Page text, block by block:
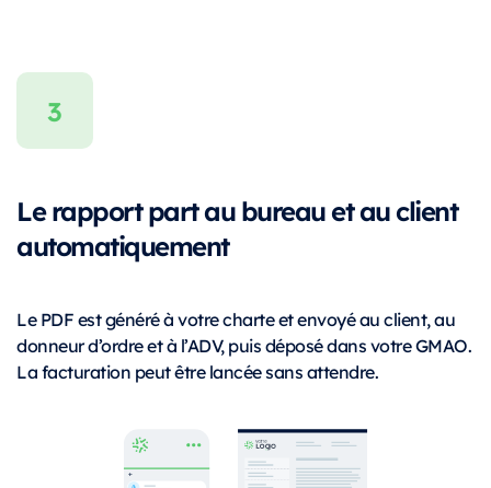
Le rapport part au bureau et au client
automatiquement
Le PDF est généré à votre charte et envoyé au client, au
donneur d’ordre et à l’ADV, puis déposé dans votre GMAO.
La facturation peut être lancée sans attendre.